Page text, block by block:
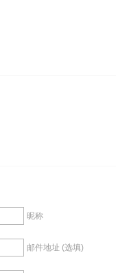
昵称
邮件地址 (选填)